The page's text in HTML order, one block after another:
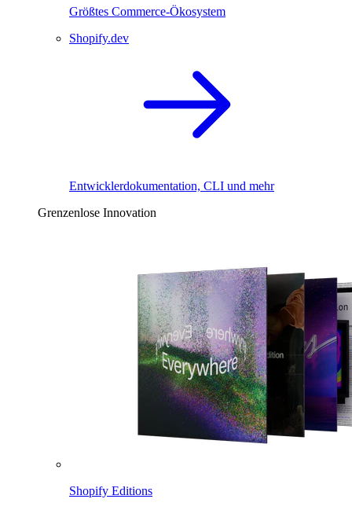
Größtes Commerce-Ökosystem
Shopify.dev
Entwicklerdokumentation, CLI und mehr
Grenzenlose Innovation
Shopify Editions